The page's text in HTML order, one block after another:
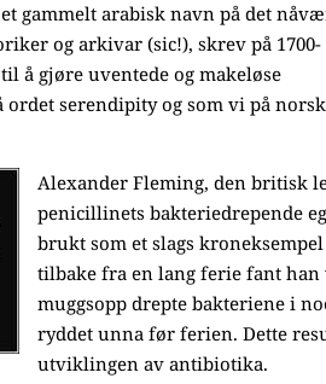
gammelt arabisk navn på det
og arkivar (sic!), skrev på
å gjøre uventede og makeløse
ordet serendipity og som vi på
Alexander Fleming, den britisk
penicillinets bakteriedrepende
brukt som et slags
tilbake fra en lang ferie fant
muggsopp drepte bakteriene i
ryddet unna før ferien. Dette
utviklingen av antibiotika.